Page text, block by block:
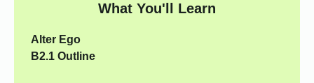
What You'll Learn
Alter Ego
B2.1 Outline